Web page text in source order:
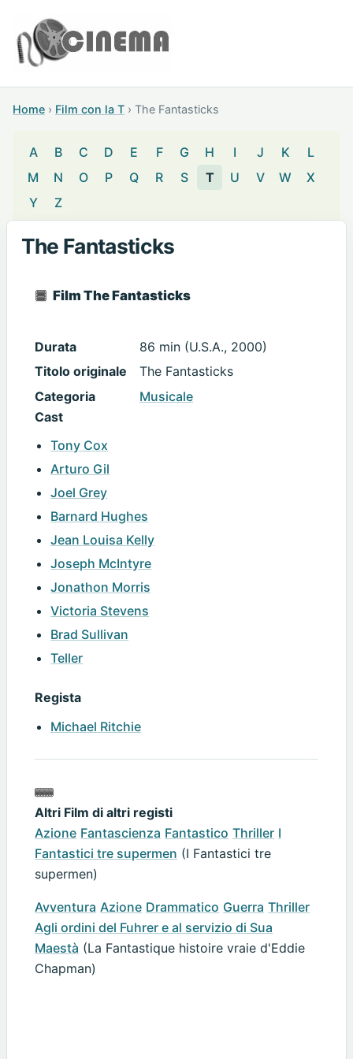
Home › Film con la T › The Fantasticks
A B C D E F G H I J K
L
M
N O P Q R S T U V W
X
Y
Z
The Fantasticks
Film The Fantasticks
Durata
86 min (U.S.A., 2000)
Titolo originale
The Fantasticks
Categoria
Musicale
Cast
Tony Cox
Arturo Gil
Joel Grey
Barnard Hughes
Jean Louisa Kelly
Joseph McIntyre
Jonathon Morris
Victoria Stevens
Brad Sullivan
Teller
Regista
Michael Ritchie
Altri Film di altri registi
Azione Fantascienza Fantastico Thriller I
Fantastici tre supermen (I Fantastici tre
supermen)
Avventura Azione Drammatico Guerra Thriller
Agli ordini del Fuhrer e al servizio di Sua
Maestà (La Fantastique histoire vraie d'Eddie
Chapman)